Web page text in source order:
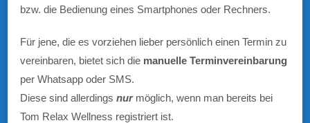
bzw. die Bedienung eines Smartphones oder Rechners.
Für jene, die es vorziehen lieber persönlich einen Termin zu
vereinbaren, bietet sich die manuelle Terminvereinbarung
per Whatsapp oder SMS.
Diese sind allerdings nurmöglich, wenn man bereits bei
Tom Relax Wellness registriert ist.